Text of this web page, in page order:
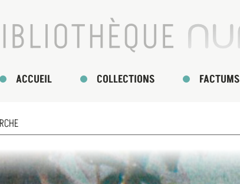
ACCUEIL COLLECTIONS FACTUMS